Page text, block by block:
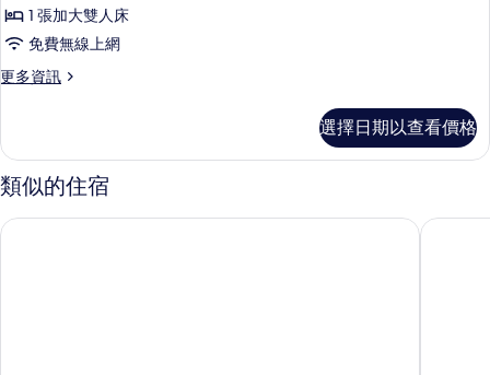
情
房,
張
大
雙
人
床
1 張加大雙人床
免費無線上網
更多資訊
更
套
房,
1
加
選擇日期以查看價格
類似的住宿
Castrum Hotel Székesfehérvár 美居塞